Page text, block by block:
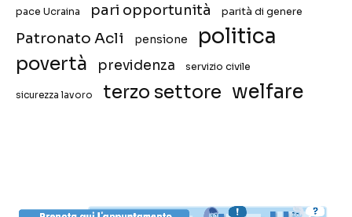
pace Ucraina pari opportunità parità di genere
Patronato Acli pensione politica
povertà previdenza servizio civile
sicurezza lavoro terzo settore welfare